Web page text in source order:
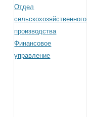
Отдел
сельскохозяйственного
производства
Финансовое
управление